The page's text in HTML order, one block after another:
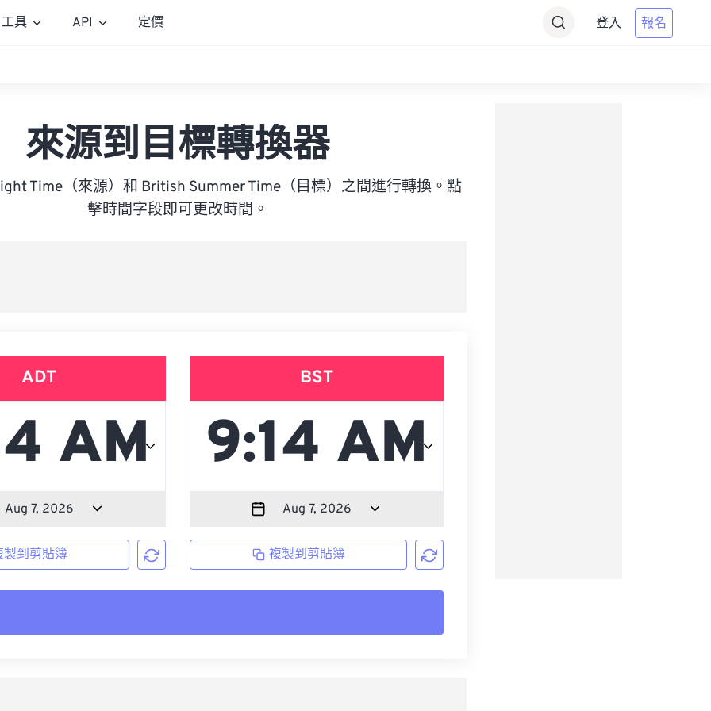
工具 API 定價 登入 報名
來源到目標轉換器
Time（來源）和 British Summer Time（目標）之間進行轉換。點
擊時間字段即可更改時間。
ADT
製到剪貼簿
BST
複製到剪貼簿